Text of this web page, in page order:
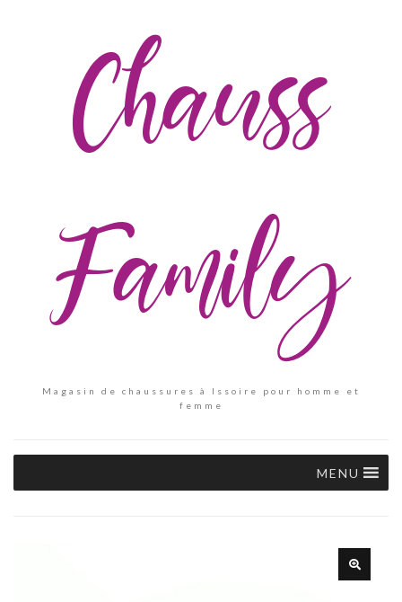
Chauss
Family
Magasin de chaussures à Issoire pour homme et
femme
MENU